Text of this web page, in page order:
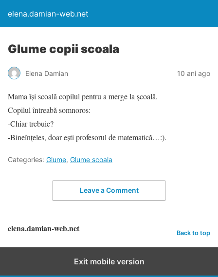
elena.damian-web.net
Glume copii scoala
Elena Damian 10 ani ago
Mama își scoală copilul pentru a merge la școală.
Copilul întreabă somnoros:
-Chiar trebuie?
-Bineînțeles, doar ești profesorul de matematică…:).
Categories: Glume, Glume scoala
Leave a Comment
elena.damian-web.net Back to top
Exit mobile version